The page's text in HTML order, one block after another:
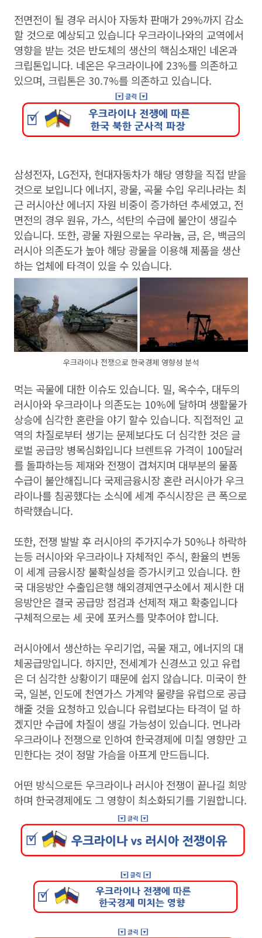
전면전이 될 경우 러시아 자동차 판매가 29%까지 감소
할 것으로 예상되고 있습니다 우크라이나와의 교역에서
영향을 받는 것은 반도체의 생산의 핵심소재인 네온과
크립톤입니다. 네온은 우크라이나에 23%를 의존하고
있으며, 크립톤은 30.7%를 의존하고 있습니다. ​
삼성전자, LG전자, 현대자동차가 해당 영향을 직접 받을
것으로 보입니다 에너지, 광물, 곡물 수입 ​우리나라는 최
근 러시아산 에너지 자원 비중이 증가하던 추세였고, 전
면전의 경우 원유, 가스, 석탄의 수급에 불안이 생길수
있습니다. 또한, 광물 자원으로는 우라늄, 금, 은, 백금의
러시아 의존도가 높아 해당 광물을 이용해 제품을 생산
하는 업체에 타격이 있을 수 있습니다. ​
우크라이나 전쟁으로 한국경제 영향성 분석
먹는 곡물에 대한 이슈도 있습니다. 밀, 옥수수, 대두의
러시아와 우크라이나 의존도는 10%에 달하며 생활물가
상승에 심각한 혼란을 야기 할수 있습니다. 직접적인 교
역의 차질로부터 생기는 문제보다도 더 심각한 것은 글
로벌 공급망 병목심화입니다 브렌트유 가격이 100달러
를 돌파하는등 제재와 전쟁이 겹쳐지며 대부분의 물품
수급이 불안해집니다 국제금융시장 혼란 ​러시아가 우크
라이나를 침공했다는 소식에 세계 주식시장은 큰 폭으로
하락했습니다.
또한, 전쟁 발발 후 러시아의 주가지수가 50%나 하락하
는등 러시아와 우크라이나 자체적인 주식, 환율의 변동
이 세계 금융시장 불확실성을 증가시키고 있습니다. 한
국 대응방안 ​수출입은행 해외경제연구소에서 제시한 대
응방안은 결국 공급망 점검과 선제적 재고 확충​​입니다 ​
구체적으로는 세 곳에 포커스를 맞추어야 합니다.
러시아에서 생산하는 우리기업, 곡물 재고, 에너지의 대
체공급망입니다. 하지만, 전세계가 신경쓰고 있고 유럽
은 더 심각한 상황이기 때문에 쉽지 않습니다. 미국이 한
국, 일본, 인도에 천연가스 가계약 물량을 유럽으로 공급
해줄 것을 요청하고 있습니다 유럽보다는 타격이 덜 하
겠지만 수급에 차질이 생길 가능성이 있습니다. 먼나라
우크라이나 전쟁으로 인하여 한국경제에 미칠 영향만 고
민한다는 것이 정말 가슴을 아프게 만드듭니다.
어떤 방식으로든 우크라이나 러시아 전쟁이 끝나길 희망
하며 한국경제에도 그 영향이 최소화되기를 기원합니다.